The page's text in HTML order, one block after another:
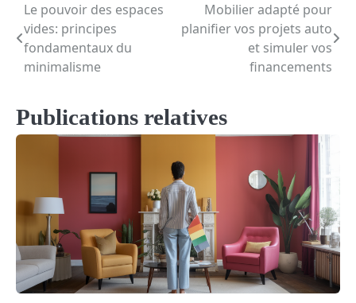
Navigation
de
l’article
Le pouvoir des espaces
vides: principes
fondamentaux du
minimalisme
Mobilier adapté pour
planifier vos projets auto
et simuler vos
financements
Publications relatives